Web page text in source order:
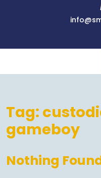
Tag:
gameboy
Nothing